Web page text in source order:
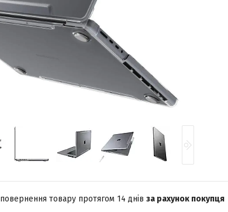
повернення товару протягом 14 днів за рахунок покупця